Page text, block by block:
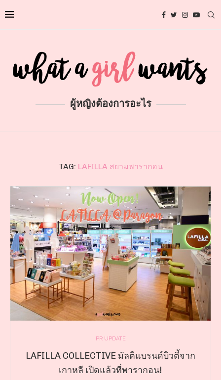
ผู้หญิงต้องการอะไร
TAG: LAFILLA สยามพารากอน
PR UPDATE
LAFILLA COLLECTIVE มัลติแบรนด์บิวตี้จาก
เกาหลี เปิดแล้วที่พารากอน!